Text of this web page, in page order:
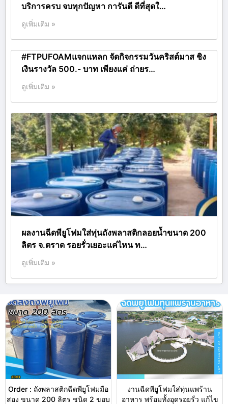
บริการครบ จบทุกปัญหา การันตี ดีที่สุดใ…
ดูเพิ่มเติม »
#FTPUFOAMแจกแหลก จัดกิจกรรมวันคริสต์มาส ชิง
เงินรางวัล 500.- บาท เพียงแค่ ถ่ายร…
ดูเพิ่มเติม »
ผลงานฉีดพียูโฟมใส่ทุ่นถังพลาสติกลอยน้ำขนาด 200
ลิตร จ.ตราด รอยรั่วเยอะแค่ไหน ท…
ดูเพิ่มเติม »
Order : ถังพลาสติกฉีดพียูโฟมมือ
สอง ขนาด 200 ลิตร ชนิด 2 ขอบ
งานฉีดพียูโฟมใส่ทุ่นแพร้าน
อาหาร พร้อมทั้งอุดรอยรั่ว แก้ไข